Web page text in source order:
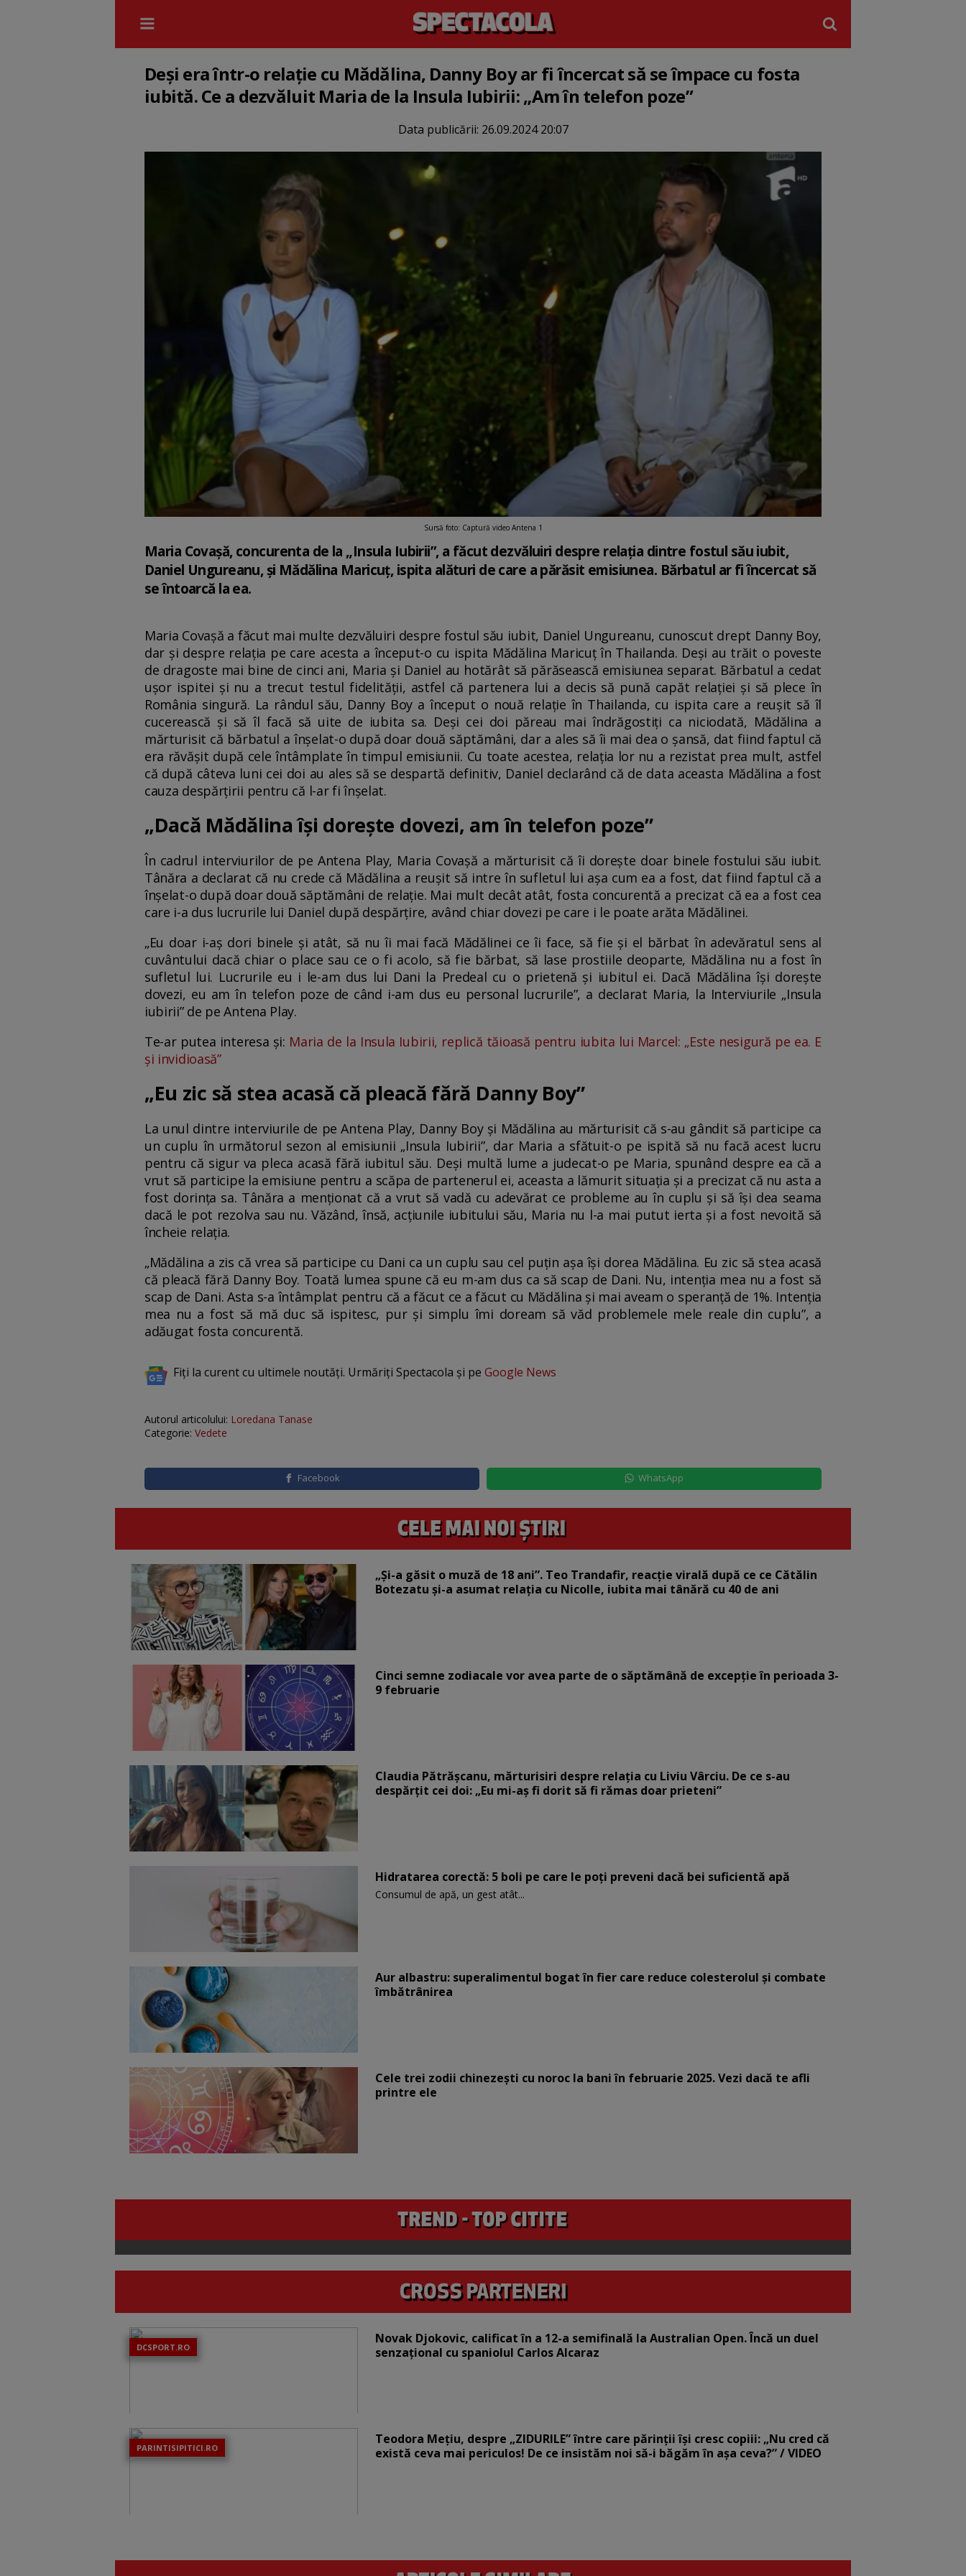
Deși era într-o relație cu Mădălina, Danny Boy ar fi încercat să se împace cu fosta
iubită. Ce a dezvăluit Maria de la Insula Iubirii: „Am în telefon poze”
Data publicării: 26.09.2024 20:07
Sursă foto: Captură video Antena 1
Maria Covașă, concurenta de la „Insula Iubirii”, a făcut dezvăluiri despre relația dintre fostul său iubit,
Daniel Ungureanu, și Mădălina Maricuț, ispita alături de care a părăsit emisiunea. Bărbatul ar fi încercat să
se întoarcă la ea.
Maria Covașă a făcut mai multe dezvăluiri despre fostul său iubit, Daniel Ungureanu, cunoscut drept Danny Boy,
dar și despre relația pe care acesta a început-o cu ispita Mădălina Maricuț în Thailanda. Deși au trăit o poveste
de dragoste mai bine de cinci ani, Maria și Daniel au hotărât să părăsească emisiunea separat. Bărbatul a cedat
ușor ispitei și nu a trecut testul fidelității, astfel că partenera lui a decis să pună capăt relației și să plece în
România singură. La rândul său, Danny Boy a început o nouă relație în Thailanda, cu ispita care a reușit să îl
cucerească și să îl facă să uite de iubita sa. Deși cei doi păreau mai îndrăgostiți ca niciodată, Mădălina a
mărturisit că bărbatul a înșelat-o după doar două săptămâni, dar a ales să îi mai dea o șansă, dat fiind faptul că
era răvășit după cele întâmplate în timpul emisiunii. Cu toate acestea, relația lor nu a rezistat prea mult, astfel
că după câteva luni cei doi au ales să se despartă definitiv, Daniel declarând că de data aceasta Mădălina a fost
cauza despărțirii pentru că l-ar fi înșelat.
„Dacă Mădălina își dorește dovezi, am în telefon poze”
În cadrul interviurilor de pe Antena Play, Maria Covașă a mărturisit că îi dorește doar binele fostului său iubit.
Tânăra a declarat că nu crede că Mădălina a reușit să intre în sufletul lui așa cum ea a fost, dat fiind faptul că a
înșelat-o după doar două săptămâni de relație. Mai mult decât atât, fosta concurentă a precizat că ea a fost cea
care i-a dus lucrurile lui Daniel după despărțire, având chiar dovezi pe care i le poate arăta Mădălinei.
„Eu doar i-aș dori binele și atât, să nu îi mai facă Mădălinei ce îi face, să fie și el bărbat în adevăratul sens al
cuvântului dacă chiar o place sau ce o fi acolo, să fie bărbat, să lase prostiile deoparte, Mădălina nu a fost în
sufletul lui. Lucrurile eu i le-am dus lui Dani la Predeal cu o prietenă și iubitul ei. Dacă Mădălina își dorește
dovezi, eu am în telefon poze de când i-am dus eu personal lucrurile”, a declarat Maria, la Interviurile „Insula
iubirii” de pe Antena Play.
Te-ar putea interesa și: Maria de la Insula Iubirii, replică tăioasă pentru iubita lui Marcel: „Este nesigură pe ea. E
și invidioasă”
„Eu zic să stea acasă că pleacă fără Danny Boy”
La unul dintre interviurile de pe Antena Play, Danny Boy și Mădălina au mărturisit că s-au gândit să participe ca
un cuplu în următorul sezon al emisiunii „Insula Iubirii”, dar Maria a sfătuit-o pe ispită să nu facă acest lucru
pentru că sigur va pleca acasă fără iubitul său. Deși multă lume a judecat-o pe Maria, spunând despre ea că a
vrut să participe la emisiune pentru a scăpa de partenerul ei, aceasta a lămurit situația și a precizat că nu asta a
fost dorința sa. Tânăra a menționat că a vrut să vadă cu adevărat ce probleme au în cuplu și să își dea seama
dacă le pot rezolva sau nu. Văzând, însă, acțiunile iubitului său, Maria nu l-a mai putut ierta și a fost nevoită să
încheie relația.
„Mădălina a zis că vrea să participe cu Dani ca un cuplu sau cel puțin așa își dorea Mădălina. Eu zic să stea acasă
că pleacă fără Danny Boy. Toată lumea spune că eu m-am dus ca să scap de Dani. Nu, intenția mea nu a fost să
scap de Dani. Asta s-a întâmplat pentru că a făcut ce a făcut cu Mădălina și mai aveam o speranță de 1%. Intenția
mea nu a fost să mă duc să ispitesc, pur și simplu îmi doream să văd problemele mele reale din cuplu”, a
adăugat fosta concurentă.
Fiți la curent cu ultimele noutăți. Urmăriți Spectacola și pe Google News
Autorul articolului: Loredana Tanase
Categorie: Vedete
Facebook WhatsApp
„Și-a găsit o muză de 18 ani”. Teo Trandafir, reacție virală după ce ce Cătălin
Botezatu și-a asumat relația cu Nicolle, iubita mai tânără cu 40 de ani
Cinci semne zodiacale vor avea parte de o săptămână de excepție în perioada 3-
9 februarie
Claudia Pătrășcanu, mărturisiri despre relația cu Liviu Vârciu. De ce s-au
despărțit cei doi: „Eu mi-aș fi dorit să fi rămas doar prieteni”
Hidratarea corectă: 5 boli pe care le poți preveni dacă bei suficientă apă
Consumul de apă, un gest atât...
Aur albastru: superalimentul bogat în fier care reduce colesterolul și combate
îmbătrânirea
Cele trei zodii chinezești cu noroc la bani în februarie 2025. Vezi dacă te afli
printre ele
DCSPORT.RO
Novak Djokovic, calificat în a 12-a semifinală la Australian Open. Încă un duel
senzațional cu spaniolul Carlos Alcaraz
PARINTISIPITICI.RO
Teodora Mețiu, despre „ZIDURILE” între care părinții își cresc copiii: „Nu cred că
există ceva mai periculos! De ce insistăm noi să-i băgăm în așa ceva?” / VIDEO